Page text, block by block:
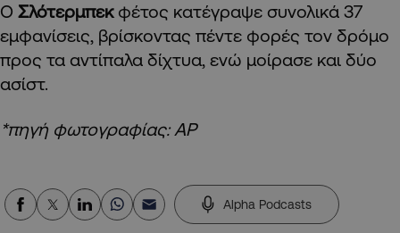
Ο Σλότερμπεκφέτος κατέγραψε συνολικά 37
εμφανίσεις, βρίσκοντας πέντε φορές τον δρόμο
προς τα αντίπαλα δίχτυα, ενώ μοίρασε και δύο
ασίστ.
*πηγή φωτογραφίας: AP
Alpha Podcasts